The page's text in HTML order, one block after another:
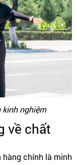
nghiệm
về chất
chính là minh